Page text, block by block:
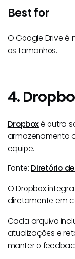
Best for
O Google Drive é
os tamanhos.
4.
Dropboxé outra
armazenamento
equipe.
Fonte: Diretório
O Dropbox
diretamente em
Cada arquivo
atualizações e
manter o